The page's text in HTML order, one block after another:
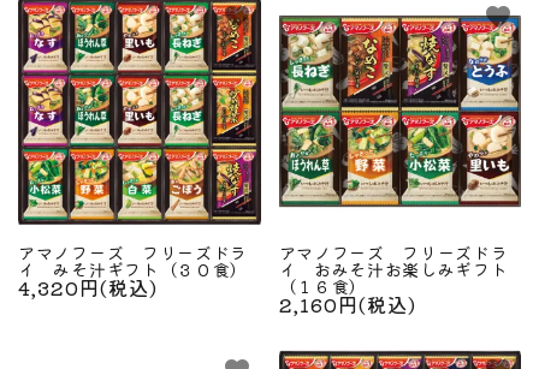
アマノフーズ フリーズドラ
イ みそ汁ギフト（３０食）
4,320円(税込)
favorite
アマノフーズ フリーズドラ
イ おみそ汁お楽しみギフト
（１６食）
2,160円(税込)
favorite